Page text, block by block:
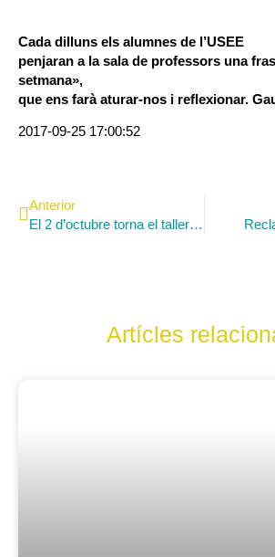
Cada dilluns els alumnes de l’USEE
penjaran a la sala de professors una
setmana»,
que ens farà aturar-nos i reflexionar.
2017-09-25 17:00:52
Anterior
El 2 d’octubre torna el taller de cal·ligrafia
Artícles